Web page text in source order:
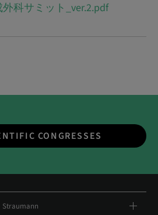
科サミット_ver.2.pdf
CONGRESSES
Straumann